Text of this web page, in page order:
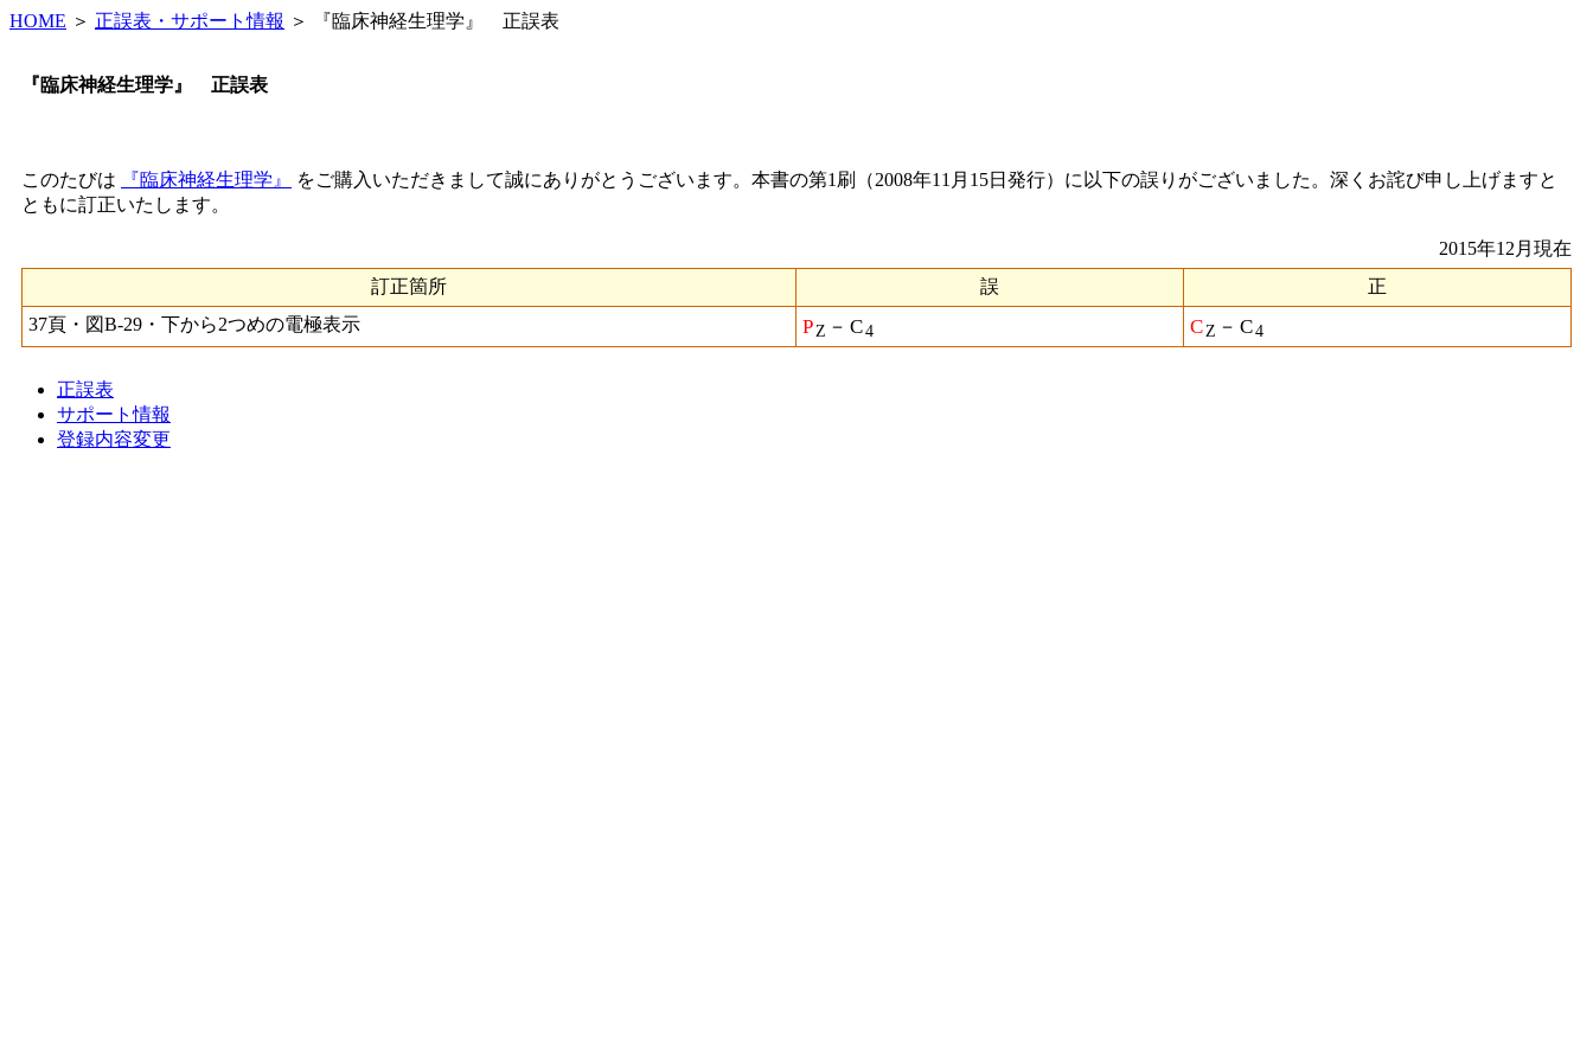
HOME ＞ 正誤表・サポート情報 ＞ 『臨床神経生理学』 正誤表
『臨床神経生理学』 正誤表
このたびは 『臨床神経生理学』
をご購入いただきまして誠にありがとうございます。本書の第1刷（2008年11月15日発行）に以下の誤りがございました。深くお詫び申し上げますと
ともに訂正いたします。
2015年12月現在
訂正箇所
誤
正
37頁・図B-29・下から2つめの電極表示
PZ －C4 CZ －C4
正誤表
サポート情報
登録内容変更